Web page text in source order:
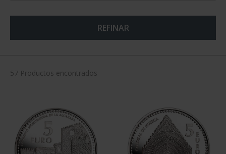
REFINAR
57 Productos encontrados